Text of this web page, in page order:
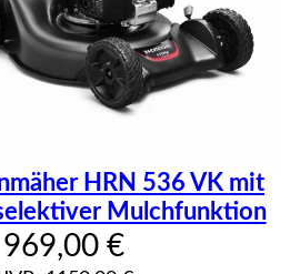
HRN 536 VK mit
Mulchfunktion
Aktueller Preis:
969,00 €